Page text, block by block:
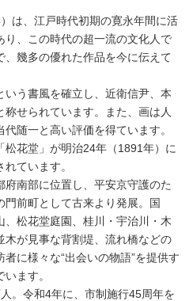
は、江戸時代初期の寛永年間に活
り、この時代の超一流の文化人で
幾多の優れた作品を今に伝えて
う書風を確立し、近衛信尹、本
称せられています。また、画は人
随一と高い評価を得ています。
松花堂」が明治24年（1891年）に
ています。
南部に位置し、平安京守護のた
前町として古来より発展。国
松花堂庭園、桂川・宇治川・木
木が見事な背割堤、流れ橋などの
に様々な“出会いの物語”を提供す
ます。
。令和4年に、市制施行45周年を